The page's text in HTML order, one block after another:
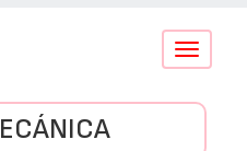
Conmutar